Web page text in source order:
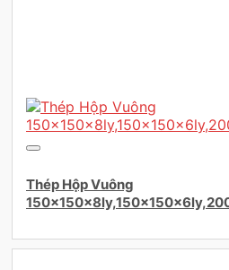
Thép Hộp Vuông